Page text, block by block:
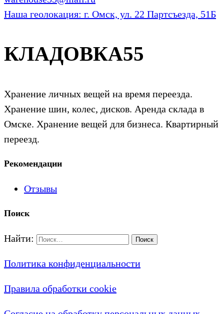
Наша геолокация: г. Омск, ул. 22 Партсъезда, 51Б
КЛАДОВКА55
Хранение личных вещей на время переезда.
Хранение шин, колес, дисков. Аренда склада в
Омске. Хранение вещей для бизнеса. Квартирный
переезд.
Рекомендации
Отзывы
Поиск
Найти:
Политика конфиденциальности
Правила обработки cookie